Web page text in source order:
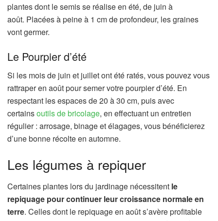
plantes dont le semis se réalise en été, de juin à
août. Placées à peine à 1 cm de profondeur, les graines
vont germer.
Le Pourpier d’été
Si les mois de juin et juillet ont été ratés, vous pouvez vous
rattraper en août pour semer votre pourpier d’été. En
respectant les espaces de 20 à 30 cm, puis avec
certainsoutils de bricolage, en effectuant un entretien
régulier : arrosage, binage et élagages, vous bénéficierez
d’une bonne récolte en automne.
Les légumes à repiquer
Certaines plantes lors du jardinage nécessitent le
repiquage pour continuer leur croissance normale en
terre. Celles dont le repiquage en août s’avère profitable